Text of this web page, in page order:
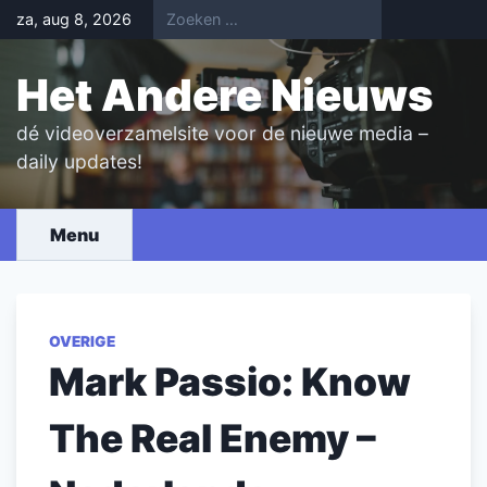
Skip
to
content
za, aug 8, 2026
Het Andere Nieuws
dé videoverzamelsite voor de nieuwe media –
daily updates!
Menu
OVERIGE
Mark Passio: Know
The Real Enemy –